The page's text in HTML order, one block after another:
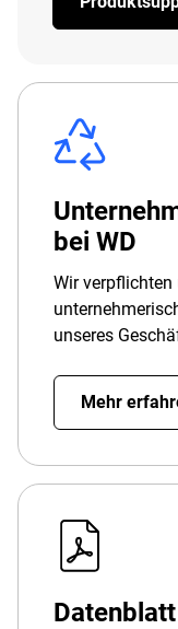
bei WD
Wir
unseres
Mehr
Datenblatt